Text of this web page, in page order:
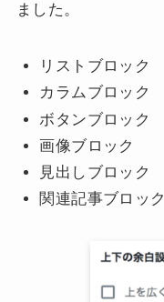
ました。
リストブロック
カラムブロック
ボタンブロック
画像ブロック
見出しブロック
関連記事ブロック